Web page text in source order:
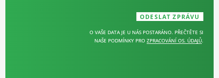
O VAŠE DATA JE U NÁS POSTARÁNO. PŘEČTĚTE SI
NAŠE PODMÍNKY PRO ZPRACOVÁNÍ OS. ÚDAJŮ.